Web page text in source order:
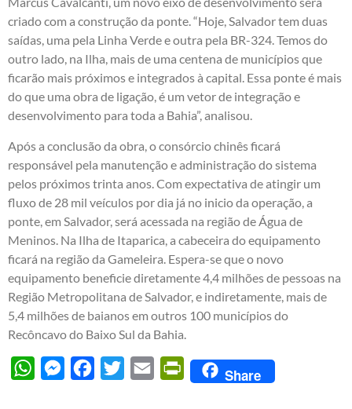
criado com a construção da ponte. “Hoje, Salvador tem duas
saídas, uma pela Linha Verde e outra pela BR-324. Temos do
outro lado, na Ilha, mais de uma centena de municípios que
ficarão mais próximos e integrados à capital. Essa ponte é mais
do que uma obra de ligação, é um vetor de integração e
desenvolvimento para toda a Bahia”, analisou.
Após a conclusão da obra, o consórcio chinês ficará
responsável pela manutenção e administração do sistema
pelos próximos trinta anos. Com expectativa de atingir um
fluxo de 28 mil veículos por dia já no inicio da operação, a
ponte, em Salvador, será acessada na região de Água de
Meninos. Na Ilha de Itaparica, a cabeceira do equipamento
ficará na região da Gameleira. Espera-se que o novo
equipamento beneficie diretamente 4,4 milhões de pessoas na
Região Metropolitana de Salvador, e indiretamente, mais de
5,4 milhões de baianos em outros 100 municípios do
Recôncavo do Baixo Sul da Bahia.
WhatsAppMessengerFacebook
Twitter Email PrintFriendly
Share